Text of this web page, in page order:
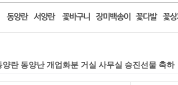
양란 동양난 개업화분 거실 사무실 승진선물 축하